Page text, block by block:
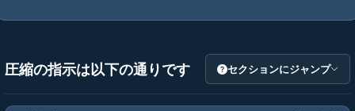
圧縮の指示は以下の通りです セクションにジャンプ